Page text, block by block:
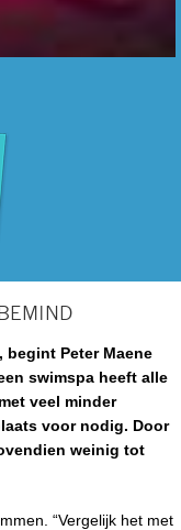
begint Peter Maene
swimspa heeft alle
veel minder
voor nodig. Door
weinig tot
“Vergelijk het met